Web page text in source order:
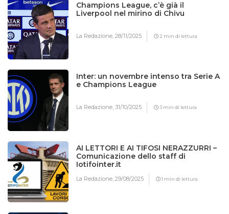
Champions League, c’è già il
Liverpool nel mirino di Chivu
La Redazione,28/11/2025 2 min di lettura
Inter: un novembre intenso tra Serie A
e Champions League
La Redazione,31/10/2025 3 min di lettura
AI LETTORI E AI TIFOSI NERAZZURRI –
Comunicazione dello staff di
Iotifointer.it
La Redazione,29/08/2025 1 min di lettura